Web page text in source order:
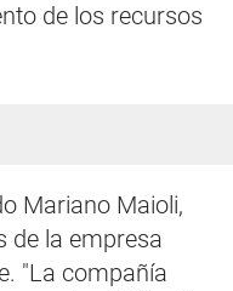
de los recursos
Mariano Maioli,
de la empresa
"La compañía